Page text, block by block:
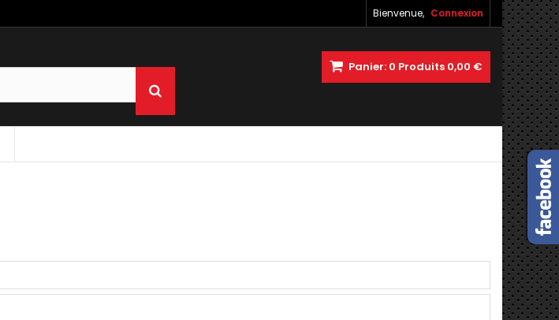
Bienvenue, Connexion
Panier: 0 Produits 0,00 €